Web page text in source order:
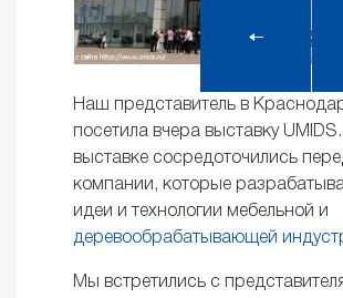
Наш представитель в
посетила вчера выставку
выставке сосредоточились
компании, которые
идеи и технологии мебельной и
деревообрабатывающей
Мы встретились с